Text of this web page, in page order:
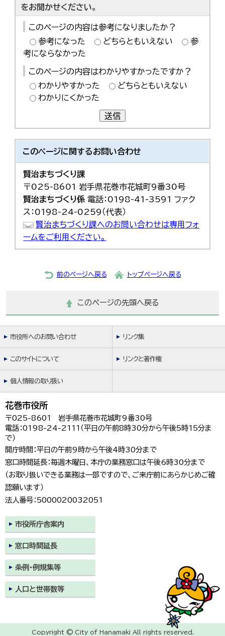
をお聞かせください。
このページの内容は参考になりましたか？
参考になった
どちらともいえない
参
考にならなかった
このページの内容はわかりやすかったですか？
わかりやすかった
どちらともいえない
わかりにくかった
送信
このページに関するお問い合わせ
賢治まちづくり課
〒025-8601 岩手県花巻市花城町9番30号
賢治まちづくり係 電話：0198-41-3591 ファク
ス：0198-24-0259（代表）
賢治まちづくり課へのお問い合わせは専用フォ
ームをご利用ください。
前のページへ戻る トップページへ戻る
このページの先頭へ戻る
市役所へのお問い合わせ リンク集
このサイトについて リンクと著作権
個人情報の取り扱い
花巻市役所
〒025-8601 岩手県花巻市花城町9番30号
電話：0198-24-2111（平日の午前8時30分から午後5時15分ま
で）
開庁時間：平日の午前9時から午後4時30分まで
窓口時間延長：毎週木曜日、本庁の業務窓口は午後6時30分まで
（お取り扱いできる業務は一部ですので、ご来庁前にあらかじめご確
認願います）
法人番号：5000020032051
市役所庁舎案内
窓口時間延長
条例・例規集等
人口と世帯数等
Copyright © City of Hanamaki All rights reserved.